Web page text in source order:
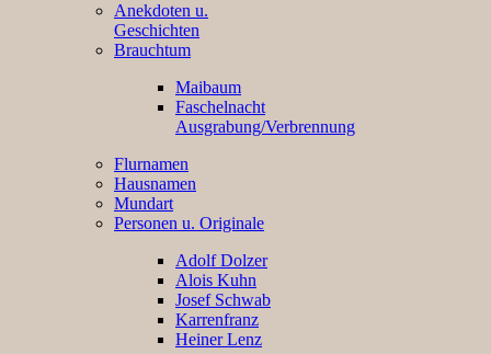
Anekdoten u.
Geschichten
Brauchtum
Maibaum
Faschelnacht
Ausgrabung/Verbrennung
Flurnamen
Hausnamen
Mundart
Personen u. Originale
Adolf Dolzer
Alois Kuhn
Josef Schwab
Karrenfranz
Heiner Lenz